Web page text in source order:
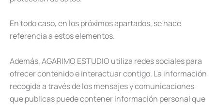
En todo caso, en los próximos apartados, se hace
referencia a estos elementos.
Además, AGARIMO ESTUDIO utiliza redes sociales para
ofrecer contenido e interactuar contigo. La información
recogida a través de los mensajes y comunicaciones
que publicas puede contener información personal que